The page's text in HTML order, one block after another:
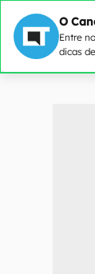
O
Entre
dicas